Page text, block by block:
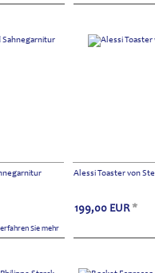
Sie mehr
Alessi Toaster von
199,00 EUR *